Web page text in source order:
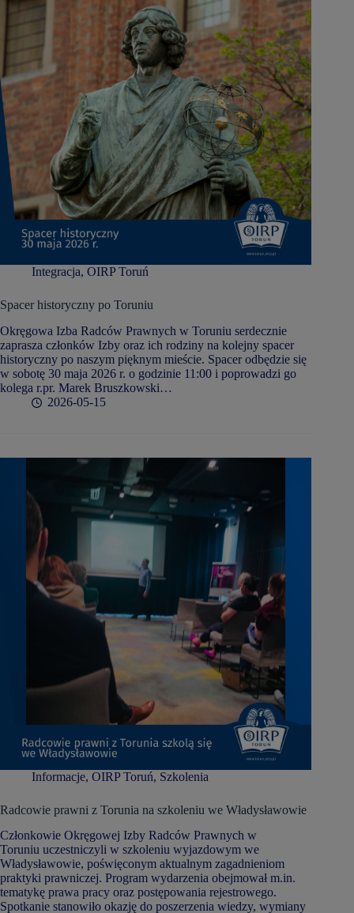
Integracja, OIRP Toruń
Spacer historyczny po Toruniu
Okręgowa Izba Radców Prawnych w Toruniu serdecznie
zaprasza członków Izby oraz ich rodziny na kolejny spacer
historyczny po naszym pięknym mieście. Spacer odbędzie się
w sobotę 30 maja 2026 r. o godzinie 11:00 i poprowadzi go
kolega r.pr. Marek Bruszkowski…
2026-05-15
Informacje, OIRP Toruń, Szkolenia
Radcowie prawni z Torunia na szkoleniu we Władysławowie
Członkowie Okręgowej Izby Radców Prawnych w
Toruniu uczestniczyli w szkoleniu wyjazdowym we
Władysławowie, poświęconym aktualnym zagadnieniom
praktyki prawniczej. Program wydarzenia obejmował m.in.
tematykę prawa pracy oraz postępowania rejestrowego.
Spotkanie stanowiło okazję do poszerzenia wiedzy, wymiany